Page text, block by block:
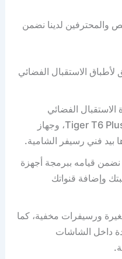
والمحترفين لدينا نضمن
لأطباق الاستقبال الفضائي
الاستقبال الفضائي
(الرسيفر) مثل جهاز استقبال Tiger T6 Plus، وجهاز
قيامه ببرمجة أجهزة
وإضافة قنواتك
ورسيفرات مخفية، كما
داخل الشاشات